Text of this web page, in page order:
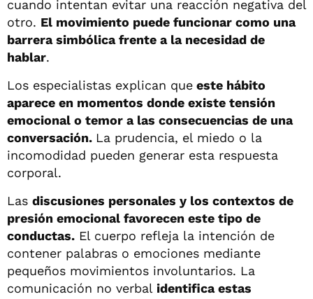
cuando intentan evitar una reacción negativa del
otro. El movimiento puede funcionar como una
barrera simbólica frente a la necesidad de
hablar.
Los especialistas explican que este hábito
aparece en momentos donde existe tensión
emocional o temor a las consecuencias de una
conversación. La prudencia, el miedo o la
incomodidad pueden generar esta respuesta
corporal.
Las discusiones personales y los contextos de
presión emocional favorecen este tipo de
conductas. El cuerpo refleja la intención de
contener palabras o emociones mediante
pequeños movimientos involuntarios. La
comunicación no verbal identifica estas